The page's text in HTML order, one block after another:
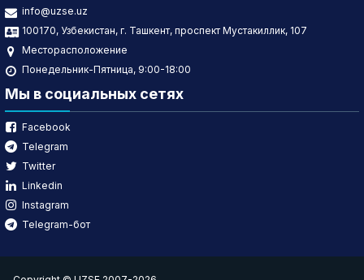
info@uzse.uz
100170, Узбекистан, г. Ташкент, проспект Мустакиллик, 107
Месторасположение
Понедельник-Пятница, 9:00-18:00
Мы в социальных сетях
Facebook
Telegram
Twitter
Linkedin
Instagram
Telegram-бот